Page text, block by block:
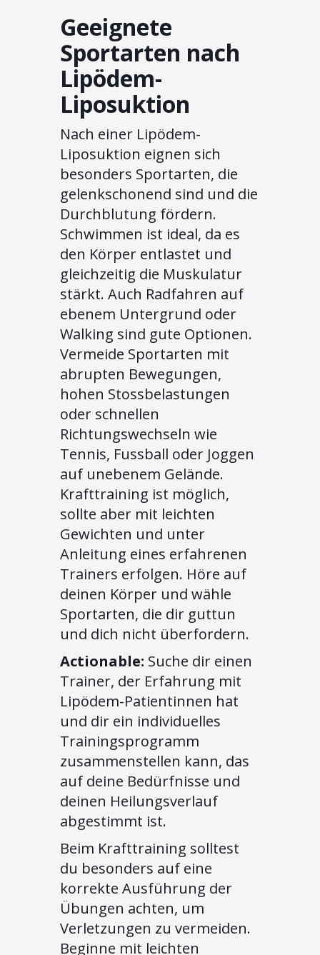
Geeignete
Sportarten nach
Lipödem-
Liposuktion
Nach einer Lipödem-
Liposuktion eignen sich
besonders Sportarten, die
gelenkschonend sind und die
Durchblutung fördern.
Schwimmen ist ideal, da es
den Körper entlastet und
gleichzeitig die Muskulatur
stärkt. Auch Radfahren auf
ebenem Untergrund oder
Walking sind gute Optionen.
Vermeide Sportarten mit
abrupten Bewegungen,
hohen Stossbelastungen
oder schnellen
Richtungswechseln wie
Tennis, Fussball oder Joggen
auf unebenem Gelände.
Krafttraining ist möglich,
sollte aber mit leichten
Gewichten und unter
Anleitung eines erfahrenen
Trainers erfolgen. Höre auf
deinen Körper und wähle
Sportarten, die dir guttun
und dich nicht überfordern.
Actionable: Suche dir einen
Trainer, der Erfahrung mit
Lipödem-Patientinnen hat
und dir ein individuelles
Trainingsprogramm
zusammenstellen kann, das
auf deine Bedürfnisse und
deinen Heilungsverlauf
abgestimmt ist.
Beim Krafttraining solltest
du besonders auf eine
korrekte Ausführung der
Übungen achten, um
Verletzungen zu vermeiden.
Beginne mit leichten